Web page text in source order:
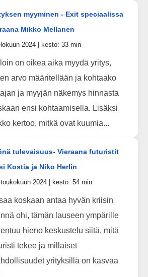
myyminen - Exit speciaalissa
Mikko Mellanen
2024 | kesto: 33 min
on oikea aika myydä yritys,
arvo määritellään ja kohtaako
ja myyjän näkemys hinnasta
ensi kohtaamisella. Lisäksi
kertoo, mitkä ovat kuumia...
tulevaisuus- Vieraana futuristit
Kostia ja Niko Herlin
2024 | kesto: 54 min
koskaan antaa hyvän kriisin
ohi, tämän lauseen ympärille
hieno keskustelu siitä, mitä
tekee ja millaiset
yrityksillä on kasvaa